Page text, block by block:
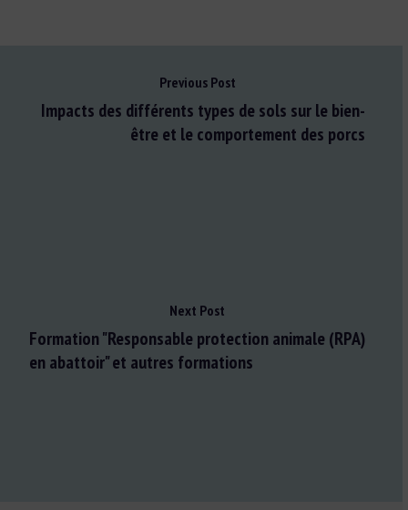
Previous Post
Impacts des différents types de sols sur le bien-
être et le comportement des porcs
Next Post
Formation "Responsable protection animale (RPA)
en abattoir" et autres formations